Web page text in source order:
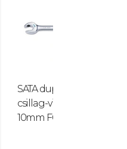
SATA dupla racsnis
csillag-villáskulcs
10mm F089821